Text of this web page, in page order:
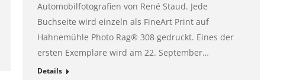
Automobilfotografien von René Staud. Jede
Buchseite wird einzeln als FineArt Print auf
Hahnemühle Photo Rag® 308 gedruckt. Eines der
ersten Exemplare wird am 22. September…
Details